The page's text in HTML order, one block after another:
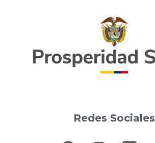
Redes Sociales